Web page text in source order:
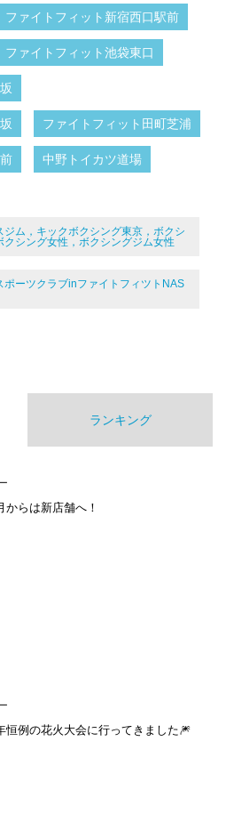
ファイトフィット新宿西口駅前
ファイトフィット池袋東口
ファイトフィット田町芝浦
中野トイカツ道場
ム，キックボクシング東京，ボクシ
シング女性，ボクシングジム女性
ーツクラブinファイトフィツトNAS
ランキング
からは新店舗へ！
恒例の花火大会に行ってきました🎆